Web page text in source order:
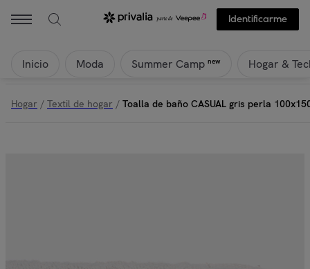
Identificarme
Inicio Moda Summer Camp new Hogar &
Hogar / Textil de hogar / Toalla de baño CASUAL gris perla